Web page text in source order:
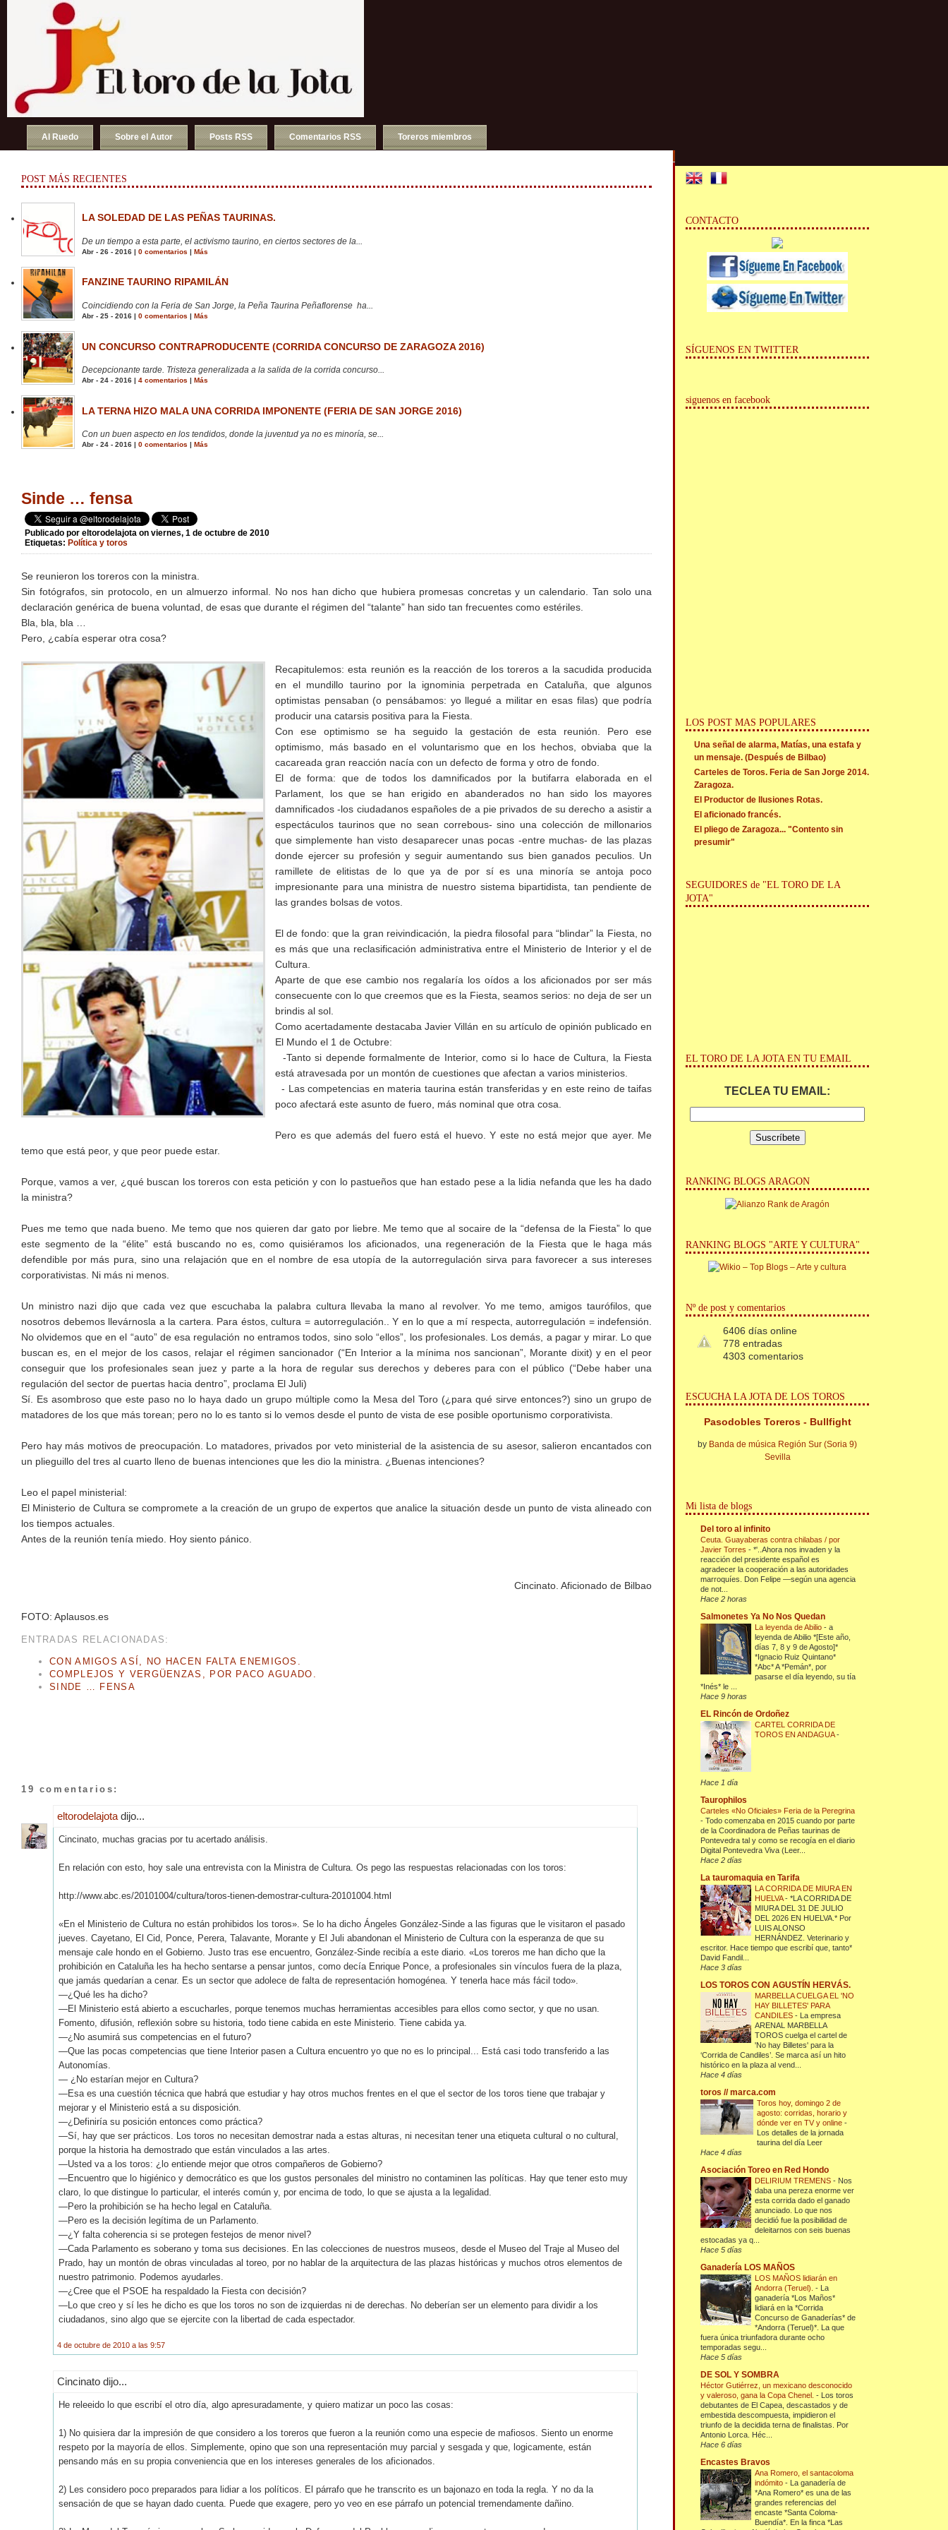
Al Ruedo Sobre el Autor Posts RSS Comentarios RSS Toreros miembros
POST MÁS RECIENTES
LA SOLEDAD DE LAS PEÑAS TAURINAS.
De un tiempo a esta parte, el activismo taurino, en ciertos sectores de la...
Abr - 26 - 2016 | 0 comentarios | Más
FANZINE TAURINO RIPAMILÁN
Coincidiendo con la Feria de San Jorge, la Peña Taurina Peñaflorense ha...
Abr - 25 - 2016 | 0 comentarios | Más
UN CONCURSO CONTRAPRODUCENTE (CORRIDA CONCURSO DE ZARAGOZA 2016)
Decepcionante tarde. Tristeza generalizada a la salida de la corrida concurso...
Abr - 24 - 2016 | 4 comentarios | Más
LA TERNA HIZO MALA UNA CORRIDA IMPONENTE (FERIA DE SAN JORGE 2016)
Con un buen aspecto en los tendidos, donde la juventud ya no es minoría, se...
Abr - 24 - 2016 | 0 comentarios Más
Sinde … fensa
Publicado por eltorodelajota on viernes, 1 de octubre de 2010
Etiquetas: Política y toros
Se reunieron los toreros con la ministra.
Sin fotógrafos, sin protocolo, en un almuerzo informal. No nos han dicho que hubiera promesas concretas y un calendario. Tan solo una
declaración genérica de buena voluntad, de esas que durante el régimen del “talante” han sido tan frecuentes como estériles.
Bla, bla, bla …
Pero, ¿cabía esperar otra cosa?
Recapitulemos: esta reunión es la reacción de los toreros a la sacudida producida
en el mundillo taurino por la ignominia perpetrada en Cataluña, que algunos
optimistas pensaban (o pensábamos: yo llegué a militar en esas filas) que podría
producir una catarsis positiva para la Fiesta.
Con ese optimismo se ha seguido la gestación de esta reunión. Pero ese
optimismo, más basado en el voluntarismo que en los hechos, obviaba que la
cacareada gran reacción nacía con un defecto de forma y otro de fondo.
El de forma: que de todos los damnificados por la butifarra elaborada en el
Parlament, los que se han erigido en abanderados no han sido los mayores
damnificados -los ciudadanos españoles de a pie privados de su derecho a asistir a
espectáculos taurinos que no sean correbous- sino una colección de millonarios
que simplemente han visto desaparecer unas pocas -entre muchas- de las plazas
donde ejercer su profesión y seguir aumentando sus bien ganados peculios. Un
ramillete de elitistas de lo que ya de por sí es una minoría se antoja poco
impresionante para una ministra de nuestro sistema bipartidista, tan pendiente de
las grandes bolsas de votos.
El de fondo: que la gran reivindicación, la piedra filosofal para “blindar” la Fiesta, no
es más que una reclasificación administrativa entre el Ministerio de Interior y el de
Cultura.
Aparte de que ese cambio nos regalaría los oídos a los aficionados por ser más
consecuente con lo que creemos que es la Fiesta, seamos serios: no deja de ser un
brindis al sol.
Como acertadamente destacaba Javier Villán en su artículo de opinión publicado en
El Mundo el 1 de Octubre:
-Tanto si depende formalmente de Interior, como si lo hace de Cultura, la Fiesta
está atravesada por un montón de cuestiones que afectan a varios ministerios.
- Las competencias en materia taurina están transferidas y en este reino de taifas
poco afectará este asunto de fuero, más nominal que otra cosa.
Pero es que además del fuero está el huevo. Y este no está mejor que ayer. Me
temo que está peor, y que peor puede estar.
Porque, vamos a ver, ¿qué buscan los toreros con esta petición y con lo pastueños que han estado pese a la lidia nefanda que les ha dado
la ministra?
Pues me temo que nada bueno. Me temo que nos quieren dar gato por liebre. Me temo que al socaire de la “defensa de la Fiesta” lo que
este segmento de la “élite” está buscando no es, como quisiéramos los aficionados, una regeneración de la Fiesta que le haga más
defendible por más pura, sino una relajación que en el nombre de esa utopía de la autorregulación sirva para favorecer a sus intereses
corporativistas. Ni más ni menos.
Un ministro nazi dijo que cada vez que escuchaba la palabra cultura llevaba la mano al revolver. Yo me temo, amigos taurófilos, que
nosotros debemos llevárnosla a la cartera. Para éstos, cultura = autorregulación.. Y en lo que a mí respecta, autorregulación = indefensión.
No olvidemos que en el “auto” de esa regulación no entramos todos, sino solo “ellos”, los profesionales. Los demás, a pagar y mirar. Lo que
buscan es, en el mejor de los casos, relajar el régimen sancionador (“En Interior a la mínima nos sancionan”, Morante dixit) y en el peor
conseguir que los profesionales sean juez y parte a la hora de regular sus derechos y deberes para con el público (“Debe haber una
regulación del sector de puertas hacia dentro”, proclama El Juli)
Sí. Es asombroso que este paso no lo haya dado un grupo múltiple como la Mesa del Toro (¿para qué sirve entonces?) sino un grupo de
matadores de los que más torean; pero no lo es tanto si lo vemos desde el punto de vista de ese posible oportunismo corporativista.
Pero hay más motivos de preocupación. Lo matadores, privados por veto ministerial de la asistencia de su asesor, salieron encantados con
un plieguillo del tres al cuarto lleno de buenas intenciones que les dio la ministra. ¿Buenas intenciones?
Leo el papel ministerial:
El Ministerio de Cultura se compromete a la creación de un grupo de expertos que analice la situación desde un punto de vista alineado con
los tiempos actuales.
Antes de la reunión tenía miedo. Hoy siento pánico.
Cincinato. Aficionado de Bilbao
FOTO: Aplausos.es
ENTRADAS RELACIONADAS:
CON AMIGOS ASÍ, NO HACEN FALTA ENEMIGOS.
COMPLEJOS Y VERGÜENZAS, POR PACO AGUADO.
SINDE … FENSA
19 comentarios:
eltorodelajota dijo...
Cincinato, muchas gracias por tu acertado análisis.
En relación con esto, hoy sale una entrevista con la Ministra de Cultura. Os pego las respuestas relacionadas con los toros:
http://www.abc.es/20101004/cultura/toros-tienen-demostrar-cultura-20101004.html
«En el Ministerio de Cultura no están prohibidos los toros». Se lo ha dicho Ángeles González-Sinde a las figuras que le visitaron el pasado
jueves. Cayetano, El Cid, Ponce, Perera, Talavante, Morante y El Juli abandonan el Ministerio de Cultura con la esperanza de que su
mensaje cale hondo en el Gobierno. Justo tras ese encuentro, González-Sinde recibía a este diario. «Los toreros me han dicho que la
prohibición en Cataluña les ha hecho sentarse a pensar juntos, como decía Enrique Ponce, a profesionales sin vínculos fuera de la plaza,
que jamás quedarían a cenar. Es un sector que adolece de falta de representación homogénea. Y tenerla hace más fácil todo».
—¿Qué les ha dicho?
—El Ministerio está abierto a escucharles, porque tenemos muchas herramientas accesibles para ellos como sector, y que no usan.
Fomento, difusión, reflexión sobre su historia, todo tiene cabida en este Ministerio. Tiene cabida ya.
—¿No asumirá sus competencias en el futuro?
—Que las pocas competencias que tiene Interior pasen a Cultura encuentro yo que no es lo principal... Está casi todo transferido a las
Autonomías.
— ¿No estarían mejor en Cultura?
—Esa es una cuestión técnica que habrá que estudiar y hay otros muchos frentes en el que el sector de los toros tiene que trabajar y
mejorar y el Ministerio está a su disposición.
—¿Definiría su posición entonces como práctica?
—Sí, hay que ser prácticos. Los toros no necesitan demostrar nada a estas alturas, ni necesitan tener una etiqueta cultural o no cultural,
porque la historia ha demostrado que están vinculados a las artes.
—Usted va a los toros: ¿lo entiende mejor que otros compañeros de Gobierno?
—Encuentro que lo higiénico y democrático es que los gustos personales del ministro no contaminen las políticas. Hay que tener esto muy
claro, lo que distingue lo particular, el interés común y, por encima de todo, lo que se ajusta a la legalidad.
—Pero la prohibición se ha hecho legal en Cataluña.
—Pero es la decisión legítima de un Parlamento.
—¿Y falta coherencia si se protegen festejos de menor nivel?
—Cada Parlamento es soberano y toma sus decisiones. En las colecciones de nuestros museos, desde el Museo del Traje al Museo del
Prado, hay un montón de obras vinculadas al toreo, por no hablar de la arquitectura de las plazas históricas y muchos otros elementos de
nuestro patrimonio. Podemos ayudarles.
—¿Cree que el PSOE ha respaldado la Fiesta con decisión?
—Lo que creo y sí les he dicho es que los toros no son de izquierdas ni de derechas. No deberían ser un elemento para dividir a los
ciudadanos, sino algo que se ejercite con la libertad de cada espectador.
4 de octubre de 2010 a las 9:57
Cincinato dijo...
He releeido lo que escribí el otro día, algo apresuradamente, y quiero matizar un poco las cosas:
1) No quisiera dar la impresión de que considero a los toreros que fueron a la reunión como una especie de mafiosos. Siento un enorme
respeto por la mayoría de ellos. Simplemente, opino que son una representación muy parcial y sesgada y que, logicamente, están
pensando más en su propia conveniencia que en los intereses generales de los aficionados.
2) Les considero poco preparados para lidiar a los políticos. El párrafo que he transcrito es un bajonazo en toda la regla. Y no da la
sensación de que se hayan dado cuenta. Puede que exagere, pero yo veo en ese párrafo un potencial tremendamente dañino.
CONTACTO
SÍGUENOS EN TWITTER
siguenos en facebook
LOS POST MAS POPULARES
Una señal de alarma, Matías, una estafa y
un mensaje. (Después de Bilbao)
Carteles de Toros. Feria de San Jorge 2014.
Zaragoza.
El Productor de Ilusiones Rotas.
El aficionado francés.
El pliego de Zaragoza... "Contento sin
presumir"
SEGUIDORES de "EL TORO DE LA
JOTA"
EL TORO DE LA JOTA EN TU EMAIL
TECLEA TU EMAIL:
RANKING BLOGS ARAGON
RANKING BLOGS "ARTE Y CULTURA"
Nº de post y comentarios
6406 días online
778 entradas
4303 comentarios
ESCUCHA LA JOTA DE LOS TOROS
Pasodobles Toreros - Bullfight
by Banda de música Región Sur (Soria 9)
Sevilla
Mi lista de blogs
Del toro al infinito
Ceuta. Guayaberas contra chilabas / por
Javier Torres-*'..Ahora nos invaden y la
reacción del presidente español es
agradecer la cooperación a las autoridades
marroquíes. Don Felipe —según una agencia
de not...
Hace 2 horas
Salmonetes Ya No Nos Quedan
La leyenda de Abilio-a
leyenda de Abilio *[Este año,
días 7, 8 y 9 de Agosto]*
*Ignacio Ruiz Quintano*
*Abc* A *Pemán*, por
pasarse el día leyendo, su tía
*Inés* le ...
Hace 9 horas
EL Rincón de Ordoñez
CARTEL CORRIDA DE
TOROS EN ANDAGUA-
Hace 1 día
Taurophilos
Carteles «No Oficiales» Feria de la Peregrina
-Todo comenzaba en 2015 cuando por parte
de la Coordinadora de Peñas taurinas de
Pontevedra tal y como se recogía en el diario
Digital Pontevedra Viva (Leer...
Hace 2 días
La tauromaquia en Tarifa
LA CORRIDA DE MIURA EN
HUELVA-*LA CORRIDA DE
MIURA DEL 31 DE JULIO
DEL 2026 EN HUELVA.* Por
LUIS ALONSO
HERNÁNDEZ. Veterinario y
escritor. Hace tiempo que escribí que, tanto*
David Fandil...
Hace 3 días
LOS TOROS CON AGUSTÍN HERVÁS.
MARBELLA CUELGA EL 'NO
HAY BILLETES' PARA
CANDILES- La empresa
ARENAL MARBELLA
TOROS cuelga el cartel de
'No hay Billetes' para la
‘Corrida de Candiles’. Se marca así un hito
histórico en la plaza al vend...
Hace 4 días
toros // marca.com
Toros hoy, domingo 2 de
agosto: corridas, horario y
dónde ver en TV y online-
Los detalles de la jornada
taurina del día Leer
Hace 4 días
Asociación Toreo en Red Hondo
DELIRIUM TREMENS- Nos
daba una pereza enorme ver
esta corrida dado el ganado
anunciado. Lo que nos
decidió fue la posibilidad de
deleitarnos con seis buenas
estocadas ya q...
Hace 5 días
Ganadería LOS MAÑOS
LOS MAÑOS lidiarán en
Andorra (Teruel).- La
ganadería *Los Maños*
lidiará en la *Corrida
Concurso de Ganaderías* de
*Andorra (Teruel)*. La que
fuera única triunfadora durante ocho
temporadas segu...
Hace 5 días
DE SOL Y SOMBRA
Héctor Gutiérrez, un mexicano desconocido
y valeroso, gana la Copa Chenel.- Los toros
debutantes de El Capea, descastados y de
embestida descompuesta, impidieron el
triunfo de la decidida terna de finalistas. Por
Antonio Lorca. Héc...
Hace 6 días
Encastes Bravos
Ana Romero, el santacoloma
indómito- La ganadería de
*Ana Romero* es una de las
grandes referencias del
encaste *Santa Coloma-
Buendía*. En la finca *Las